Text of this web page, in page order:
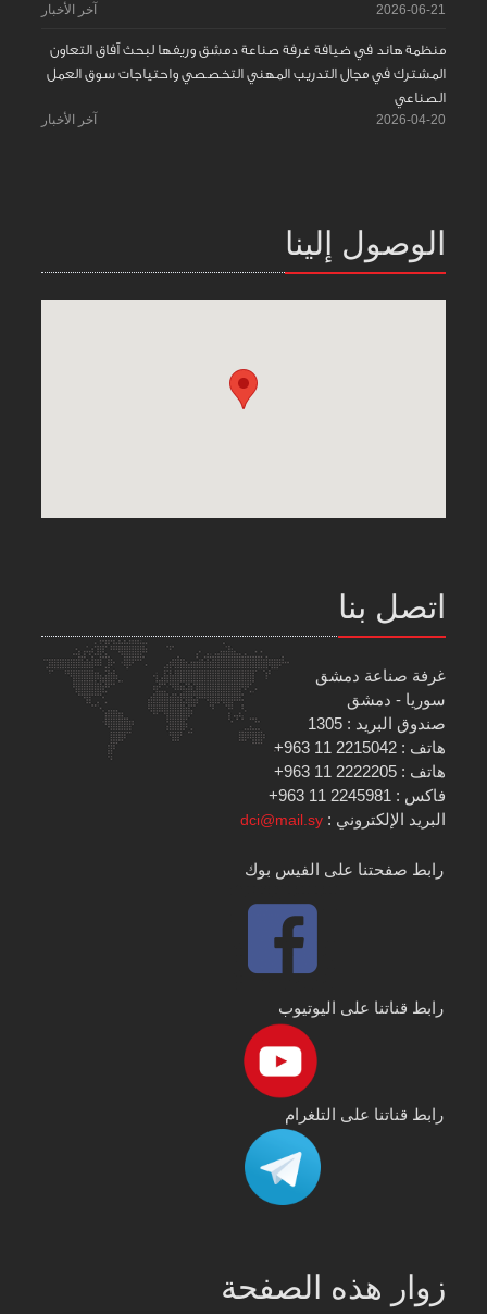
2026-06-21 آخر الأخبار
منظمة هاند في ضيافة غرفة صناعة دمشق وريفها لبحث آفاق التعاون
المشترك في مجال التدريب المهني التخصصي واحتياجات سوق العمل
الصناعي
2026-04-20 آخر الأخبار
الوصول إلينا
اتصل بنا
غرفة صناعة دمشق
سوريا - دمشق
صندوق البريد : 1305
هاتف : 2215042 11 963+
هاتف : 2222205 11 963+
فاكس : 2245981 11 963+
البريد الإلكتروني :dci@mail.sy
رابط صفحتنا على الفيس بوك
رابط قناتنا على اليوتيوب
رابط قناتنا على التلغرام
زوار هذه الصفحة